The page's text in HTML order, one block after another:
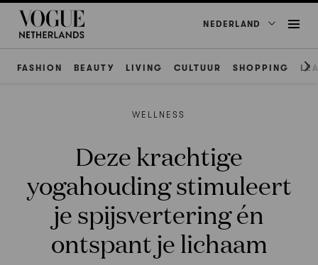
NEDERLAND
FASHION BEAUTY LIVING CULTUUR SHOPPING
WELLNESS
Deze krachtige
yogahouding stimuleert
je spijsvertering én
ontspant je lichaam